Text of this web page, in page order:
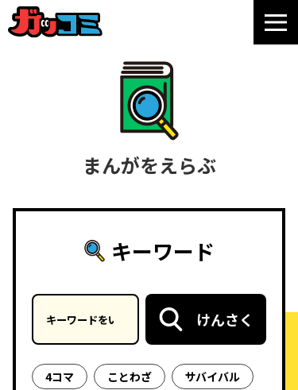
まんがをえらぶ
キーワード
キーワードを入力
けんさく
4コマ ことわざ
サバイバル